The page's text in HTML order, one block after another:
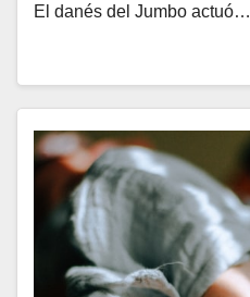
El danés del Jumbo actuó…